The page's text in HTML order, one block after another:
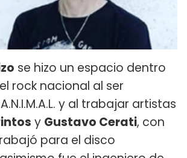
se hizo un espacio dentro
rock nacional al ser
y al trabajar artistas
y Gustavo Cerati, con
para el disco